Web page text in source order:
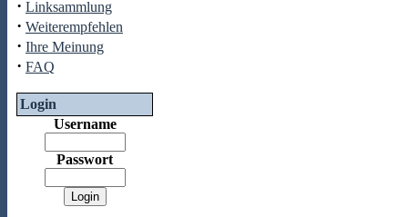
· Linksammlung
· Weiterempfehlen
· Ihre Meinung
· FAQ
Login
Username
Passwort